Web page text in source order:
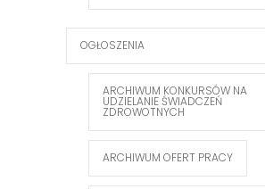
OGŁOSZENIA
ARCHIWUM KONKURSÓW NA
UDZIELANIE ŚWIADCZEŃ
ZDROWOTNYCH
ARCHIWUM OFERT PRACY